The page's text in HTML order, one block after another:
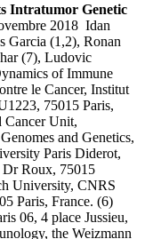
Intratumor Genetic
2018 Idan
Garcia (1,2), Ronan
(7), Ludovic
of Immune
le Cancer, Institut
75015 Paris,
Cancer Unit,
and Genetics,
Paris Diderot,
Dr Roux, 75015
University, CNRS
Paris, France. (6)
06, 4 place Jussieu,
the Weizmann